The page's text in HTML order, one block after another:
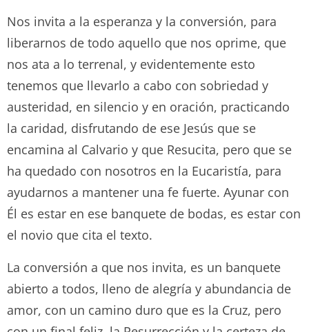
Nos invita a la esperanza y la conversión, para
liberarnos de todo aquello que nos oprime, que
nos ata a lo terrenal, y evidentemente esto
tenemos que llevarlo a cabo con sobriedad y
austeridad, en silencio y en oración, practicando
la caridad, disfrutando de ese Jesús que se
encamina al Calvario y que Resucita, pero que se
ha quedado con nosotros en la Eucaristía, para
ayudarnos a mantener una fe fuerte. Ayunar con
Él es estar en ese banquete de bodas, es estar con
el novio que cita el texto.
La conversión a que nos invita, es un banquete
abierto a todos, lleno de alegría y abundancia de
amor, con un camino duro que es la Cruz, pero